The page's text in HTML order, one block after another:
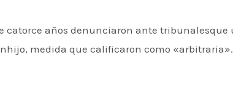
catorce años denunciaron ante
medida que calificaron como «arbitraria».